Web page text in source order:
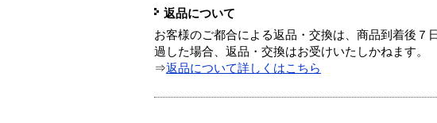
返品について
お客様のご都合による返品・交換は、商品到着後７
過した場合、返品・交換はお受けいたしかねます。
⇒返品について詳しくはこちら